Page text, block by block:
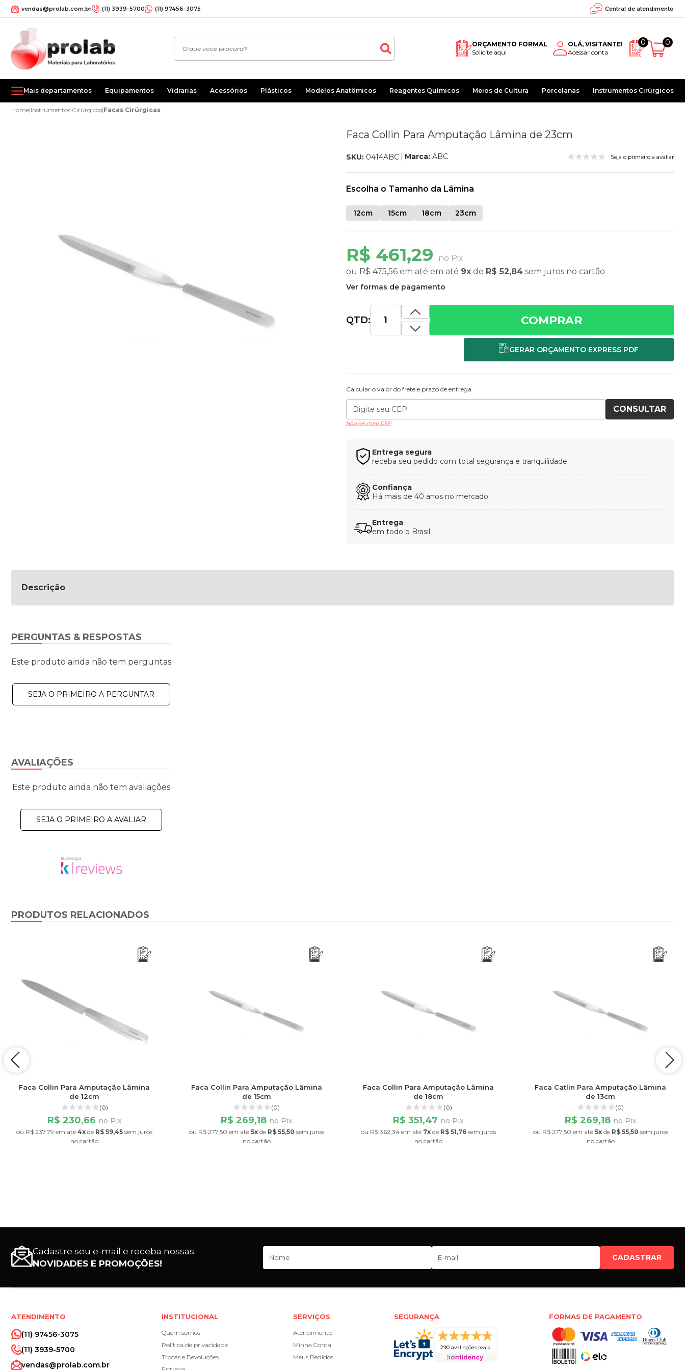
vendas@prolab.com.br (11) 3939-5700 (11) 97456-3075 Central de atendimento
ORÇAMENTO FORMAL
Solicite aqui
OLÁ, VISITANTE!
Acessar conta
0 0
Mais departamentos Equipamentos Vidrarias Acessórios Plásticos Modelos Anatômicos Reagentes Químicos Meios de Cultura Porcelanas Instrumentos Cirúrgicos
Home|Instrumentos Cirúrgicos|Facas Cirúrgicas
Faca Collin Para Amputação Lâmina de 23cm
Seja o primeiro a avaliar
SKU:0414ABC Marca: ABC
R$ 461,29
no Pix
ou R$ 475,56em até em até 9xde R$ 52,84 sem jurosno cartão
Ver formas de pagamento
Escolha o Tamanho da Lâmina
12cm 15cm 18cm 23cm
QTD: COMPRAR
Calcular o valor do frete e prazo de entrega
CONSULTAR
Não sei meu CEP
Entrega segura
receba seu pedido com total segurança e tranquilidade
Confiança
Há mais de 40 anos no mercado
Entrega
em todo o Brasil.
Descrição
AVALIAÇÕES
Este produto ainda não tem avaliações
SEJA O PRIMEIRO A AVALIAR
PERGUNTAS & RESPOSTAS
Este produto ainda não tem perguntas
SEJA O PRIMEIRO A PERGUNTAR
PRODUTOS RELACIONADOS
Faca Collin Para Amputação Lâmina
de 12cm
(0)
R$ 230,66 no Pix
ou R$ 237,79 em até4x de R$ 59,45 sem juros
no cartão
Faca Collin Para Amputação Lâmina
de 15cm
(0)
R$ 269,18 no Pix
ou R$ 277,50 em até 5xde R$ 55,50 sem juros
no cartão
Faca Collin Para Amputação Lâmina
de 18cm
(0)
R$ 351,47 no Pix
ou R$ 362,34 em até 7x de R$ 51,76 sem juros
no cartão
Faca Catlin Para Amputação Lâmina
de 13cm
(0)
R$ 269,18 no Pix
ou R$ 277,50 em até 5xde R$ 55,50 sem juros
no cartão
Cadastre seu e-mail e receba nossas
NOVIDADES E PROMOÇÕES!
CADASTRAR
ATENDIMENTO
(11) 97456-3075
(11) 3939-5700
vendas@prolab.com.br
INSTITUCIONAL
Quem somos
Política de privacidade
Trocas e Devoluções
SERVIÇOS
Atendimento
Minha Conta
Meus Pedidos
SEGURANÇA
290 avaliações reais
FORMAS DE PAGAMENTO